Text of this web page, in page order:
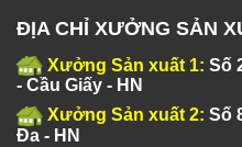
ĐỊA CHỈ XƯỞNG SẢN
Xưởng Sản xuất 1: Số
- Cầu Giấy - HN
Xưởng Sản xuất 2: Số
Đa - HN